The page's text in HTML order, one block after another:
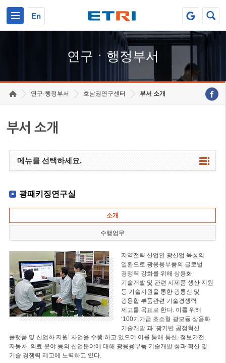
En
연구ㆍ행정부서
연구·행정부서 호남권연구센터 부서 소개
부서 소개
메뉴를 선택하세요.
광패키징연구실
소개
수행업무
지역전략 산업인 광산업 육성의
일환으로 광응용부품의 글로벌
경쟁력 강화를 위해 상용화
기술개발 및 관련 시제품 생산 지원
등 기술지원을 통한 광통신 및
광융합 부품관련 기술경쟁력
제고를 목표로 한다. 이를 위해
‘100기가급 초소형 광모듈 상용화
기술개발’과 ‘광기반 공정혁신
플랫폼 및 산업화 지원’ 사업을 수행 하고 있으며 이를 통해 통신, 정보가전,
자동차, 의료 분야 등의 산업분야에 대해 광응용부품 기술개발 성과 확산 및
기술 경쟁력 제고에 노력하고 있다.